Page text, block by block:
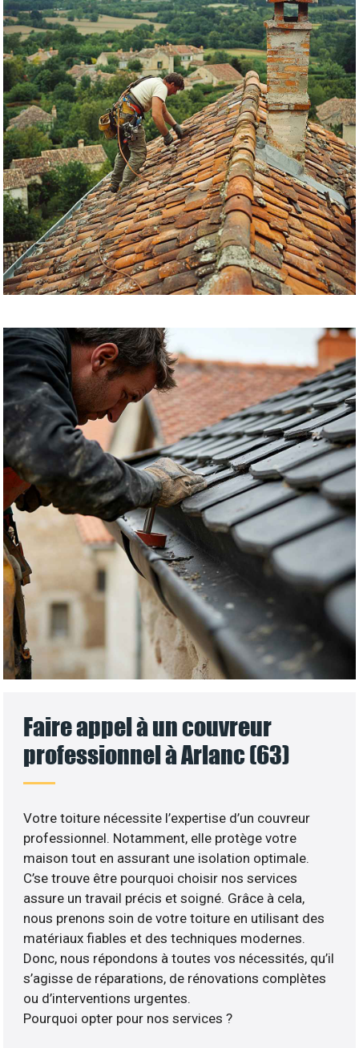
Faire appel à un couvreur
professionnel à Arlanc (63)
Votre toiture nécessite l’expertise d’un couvreur
professionnel. Notamment, elle protège votre
maison tout en assurant une isolation optimale.
C’se trouve être pourquoi choisir nos services
assure un travail précis et soigné. Grâce à cela,
nous prenons soin de votre toiture en utilisant des
matériaux fiables et des techniques modernes.
Donc, nous répondons à toutes vos nécessités, qu’il
s’agisse de réparations, de rénovations complètes
ou d’interventions urgentes.
Pourquoi opter pour nos services ?